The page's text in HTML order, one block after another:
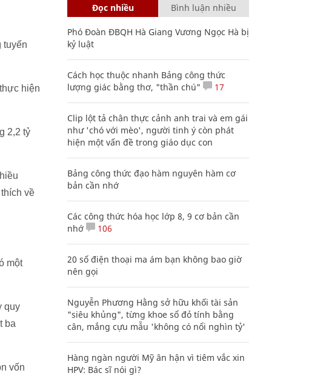
tuyến
hiện
2,2 tỷ
về
một
quy
ba
vốn
Đọc nhiều Bình luận nhiều
Phó Đoàn ĐBQH Hà Giang Vương Ngọc Hà bị
kỷ luật
Cách học thuộc nhanh Bảng công thức
lượng giác bằng thơ, "thần chú"
17
Clip lột tả chân thực cảnh anh trai và em gái
như 'chó với mèo', người tinh ý còn phát
hiện một vấn đề trong giáo dục con
Bảng công thức đạo hàm nguyên hàm cơ
bản cần nhớ
Các công thức hóa học lớp 8, 9 cơ bản cần
nhớ
106
20 số điện thoại ma ám bạn không bao giờ
nên gọi
Nguyễn Phương Hằng sở hữu khối tài sản
"siêu khủng", từng khoe sổ đỏ tính bằng
cân, mắng cựu mẫu 'không có nổi nghìn tỷ'
Hàng ngàn người Mỹ ân hận vì tiêm vắc xin
HPV: Bác sĩ nói gì?